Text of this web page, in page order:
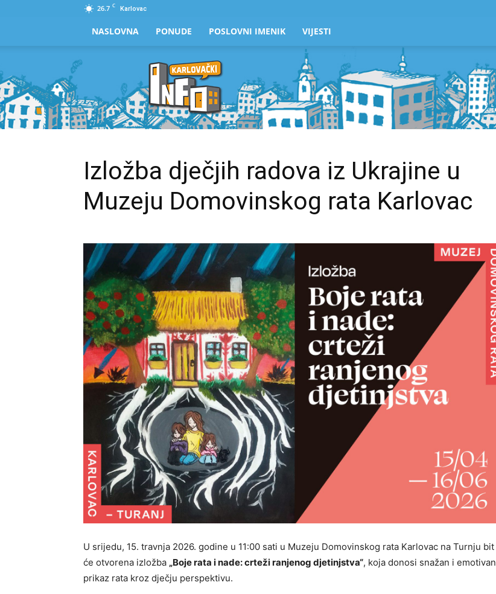
26.7 C Karlovac
NASLOVNA PONUDE POSLOVNI IMENIK VIJESTI
Karlovački
Izložba dječjih radova iz Ukrajine u
Muzeju Domovinskog rata Karlovac
U srijedu, 15. travnja 2026. godine u 11:00 sati u Muzeju Domovinskog rata Karlovac na Turnju bit
će otvorena izložba „Boje rata i nade: crteži ranjenog djetinjstva“, koja donosi snažan i emotivan
prikaz rata kroz dječju perspektivu.